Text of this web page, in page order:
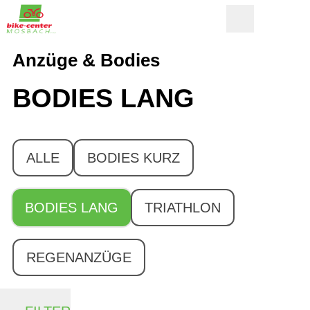
Anzüge & Bodies
BODIES LANG
ALLE BODIES KURZ
BODIES LANG TRIATHLON
REGENANZÜGE